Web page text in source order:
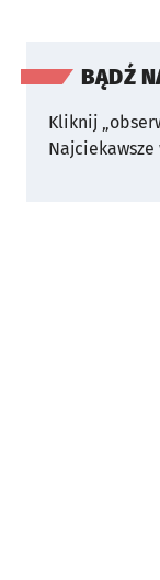
BĄDŹ
Kliknij